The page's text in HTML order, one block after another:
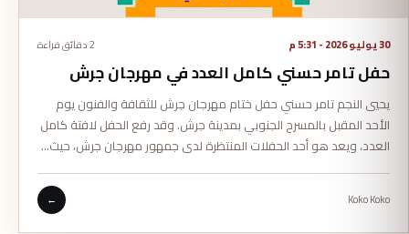
30 يوليو 2026 - 5:31 م 2 دقائق قراءة
حفل تامر حسني كامل العدد في مهرجان جرش
يحيي النجم تامر حسني حفل ختام مهرجان جرش للثقافة والفنون يوم
الأحد المقبل بالمسرح الجنوبي بمدينة جرش. وقد رفع الحفل لافتة كامل
العدد، ويعد هو أحد الحفلات المنتظرة لدى جمهور مهرجان جرش، حيث…
Koko Koko
←